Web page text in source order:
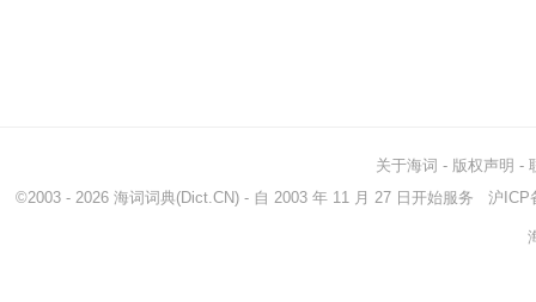
关于海词 - 版权声明 -
©2003 - 2026 海词词典(Dict.CN) - 自 2003 年 11 月 27 日开始服务 沪ICP